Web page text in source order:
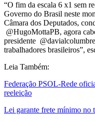
“O fim da escala 6 x1 sem
Governo do Brasil neste
Câmara dos Deputados,
@HugoMottaPB, agora
presidente
trabalhadores brasileiros”,
Leia Também:
Federação PSOL-Rede
reeleição
Lei garante frete mínimo no